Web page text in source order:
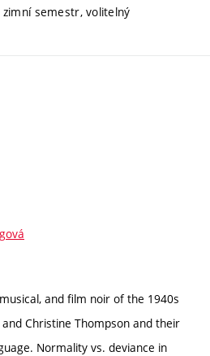
zimní semestr, volitelný
and film noir of the 1940s
Christine Thompson and their
Normality vs. deviance in